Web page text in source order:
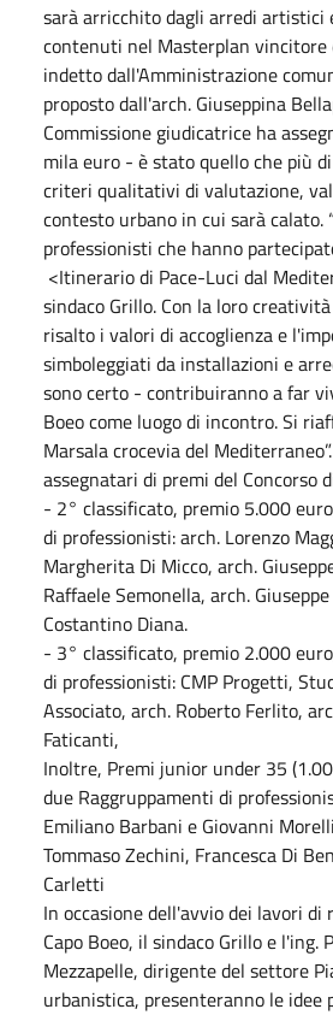
sarà arricchito dagli arredi artistici
contenuti nel Masterplan vincitore
indetto dall'Amministrazione
proposto dall'arch. Giuseppina
Commissione giudicatrice ha
mila euro - è stato quello che più
criteri qualitativi di valutazione,
contesto urbano in cui sarà calato.
professionisti che hanno
<Itinerario di Pace-Luci dal
sindaco Grillo. Con la loro
risalto i valori di accoglienza e
simboleggiati da installazioni e
sono certo - contribuiranno a far
Boeo come luogo di incontro. Si
Marsala crocevia del
assegnatari di premi del Concorso
- 2° classificato, premio 5.000
di professionisti: arch. Lorenzo
Margherita Di Micco, arch.
Raffaele Semonella, arch.
Costantino Diana.
- 3° classificato, premio 2.000
di professionisti: CMP Progetti,
Associato, arch. Roberto Ferlito,
Faticanti,
Inoltre, Premi junior under 35
due Raggruppamenti di
Emiliano Barbani e Giovanni
Tommaso Zechini, Francesca Di
Carletti
In occasione dell'avvio dei lavori di
Capo Boeo, il sindaco Grillo e l'ing.
Mezzapelle, dirigente del settore
urbanistica, presenteranno le idee